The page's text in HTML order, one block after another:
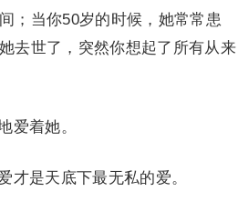
；当你50岁的时候，她常常患
去世了，突然你想起了所有从来
着她。
是天底下最无私的爱。